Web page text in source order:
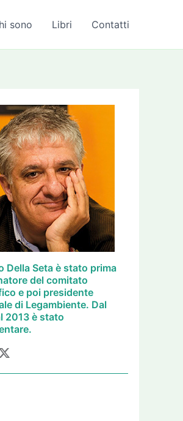
sono Libri Contatti
Della Seta è stato prima
del comitato
e poi presidente
di Legambiente. Dal
2013 è stato